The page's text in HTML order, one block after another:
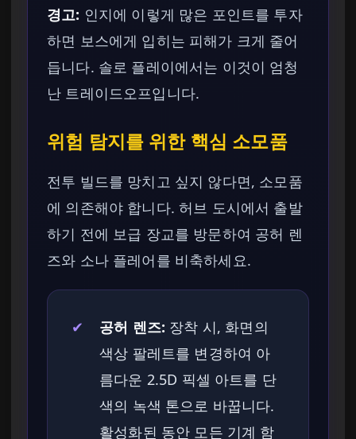
경고: 인지에 이렇게 많은 포인트를 투자
하면 보스에게 입히는 피해가 크게 줄어
듭니다. 솔로 플레이에서는 이것이 엄청
난 트레이드오프입니다.
위험 탐지를 위한 핵심 소모품
전투 빌드를 망치고 싶지 않다면, 소모품
에 의존해야 합니다. 허브 도시에서 출발
하기 전에 보급 장교를 방문하여 공허 렌
즈와 소나 플레어를 비축하세요.
✔ 공허 렌즈: 장착 시, 화면의
색상 팔레트를 변경하여 아
름다운 2.5D 픽셀 아트를 단
색의 녹색 톤으로 바꿉니다.
활성화된 동안 모든 기계 함